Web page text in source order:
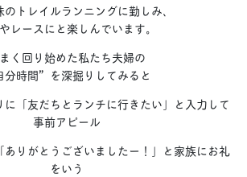
のトレイルランニングに勤しみ、
レースにと楽しんでいます。
く回り始めた私たち夫婦の
分時間”を深掘りしてみると
「友だちとランチに行きたい」と入力して
事前アピール
りがとうございましたー！」と家族にお礼
をいう